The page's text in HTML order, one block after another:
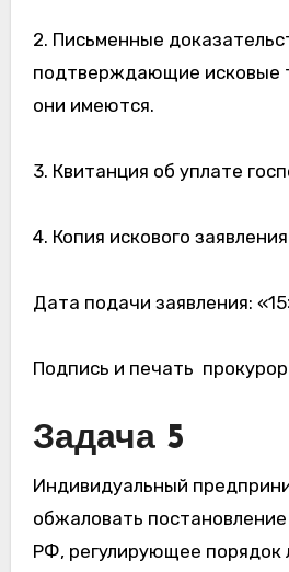
2. Письменные
подтверждающие исковые
они имеются.
3. Квитанция об уплате
4. Копия искового
Дата подачи заявления:
Подпись и печать
Задача 5
Индивидуальный
обжаловать
РФ, регулирующее порядок